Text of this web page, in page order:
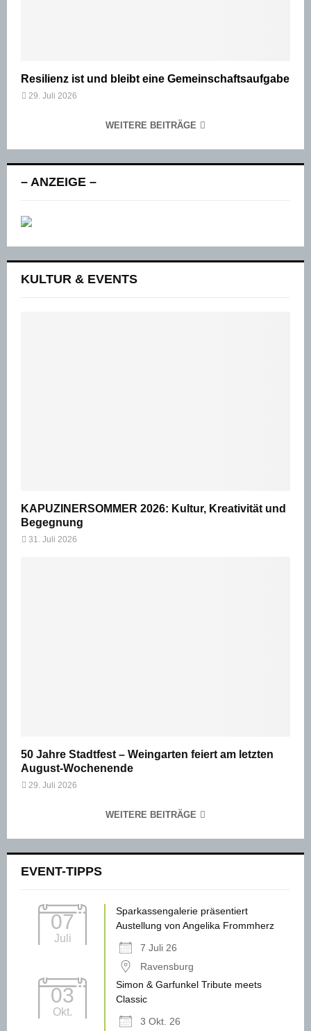
Resilienz ist und bleibt eine Gemeinschaftsaufgabe
29. Juli 2026
WEITERE BEITRÄGE
– ANZEIGE –
KULTUR & EVENTS
KAPUZINERSOMMER 2026: Kultur, Kreativität und
Begegnung
31. Juli 2026
50 Jahre Stadtfest – Weingarten feiert am letzten
August-Wochenende
29. Juli 2026
WEITERE BEITRÄGE
EVENT-TIPPS
07
Juli
Sparkassengalerie präsentiert
Austellung von Angelika Frommherz
7 Juli 26
Ravensburg
03
Okt.
Simon & Garfunkel Tribute meets
Classic
3 Okt. 26